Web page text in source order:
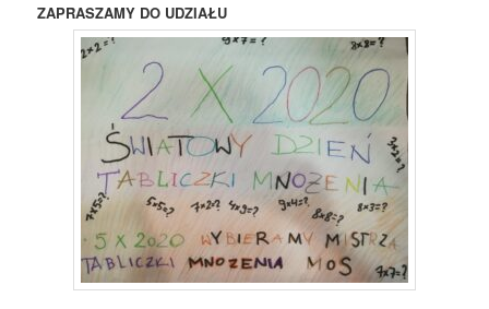
ZAPRASZAMY DO UDZIAŁU